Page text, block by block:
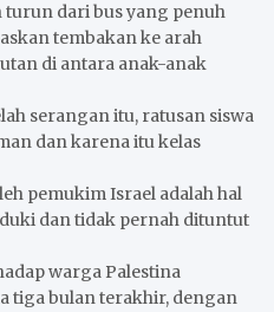
dari bus yang penuh
tembakan ke arah
di antara anak-anak
serangan itu, ratusan siswa
dan karena itu kelas
pemukim Israel adalah hal
dan tidak pernah dituntut
warga Palestina
tiga bulan terakhir, dengan